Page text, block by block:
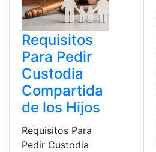
Requisitos
Para Pedir
Custodia
Compartida
de los Hijos
Requisitos Para
Pedir Custodia